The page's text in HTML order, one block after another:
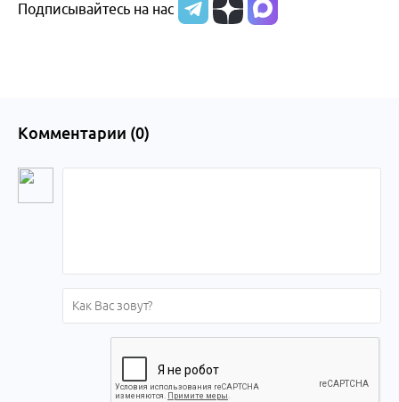
Подписывайтесь на нас
Комментарии (0)